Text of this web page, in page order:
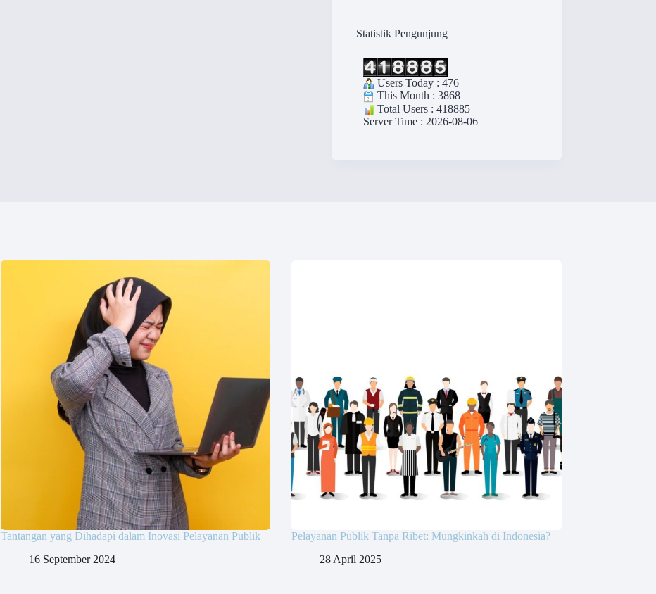
Statistik Pengunjung
Users Today : 476
This Month : 3868
Total Users : 418885
Server Time : 2026-08-06
Tantangan yang Dihadapi dalam Inovasi Pelayanan Publik
16 September 2024
Pelayanan Publik Tanpa Ribet: Mungkinkah di Indonesia?
28 April 2025